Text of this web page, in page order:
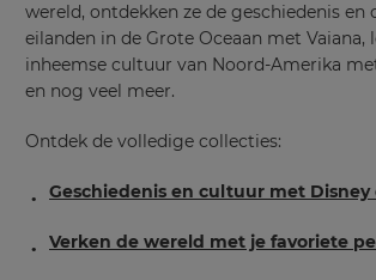
wereld, ontdekken ze de geschiedenis en
eilanden in de Grote Oceaan met Vaiana,
inheemse cultuur van Noord-Amerika
en nog veel meer.
Ontdek de volledige collecties:
Geschiedenis en cultuur met Disney
Verken de wereld met je favoriete
Update
your
settings.
×
your
region